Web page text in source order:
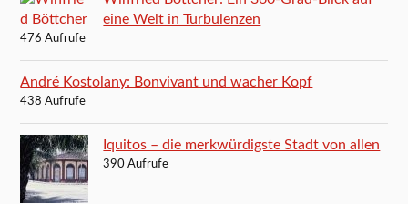
eine Welt in Turbulenzen
476 Aufrufe
André Kostolany: Bonvivant und wacher Kopf
438 Aufrufe
Iquitos – die merkwürdigste Stadt von allen
390 Aufrufe